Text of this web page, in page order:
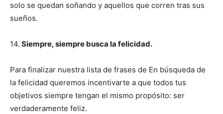
solo se quedan soñando y aquellos que corren tras sus
sueños.
14. Siempre, siempre busca la felicidad.
Para finalizar nuestra lista de frases de En búsqueda de
la felicidad queremos incentivarte a que todos tus
objetivos siempre tengan el mismo propósito: ser
verdaderamente feliz.